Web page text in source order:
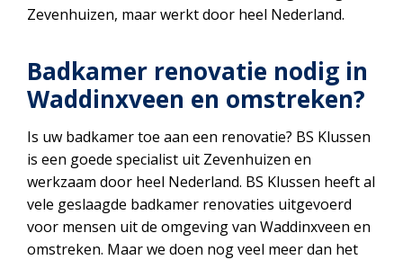
Zevenhuizen, maar werkt door heel Nederland.
Badkamer renovatie nodig in
Waddinxveen en omstreken?
Is uw badkamer toe aan een renovatie? BS Klussen
is een goede specialist uit Zevenhuizen en
werkzaam door heel Nederland. BS Klussen heeft al
vele geslaagde badkamer renovaties uitgevoerd
voor mensen uit de omgeving van Waddinxveen en
omstreken. Maar we doen nog veel meer dan het